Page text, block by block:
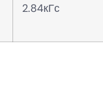
2.84кГс